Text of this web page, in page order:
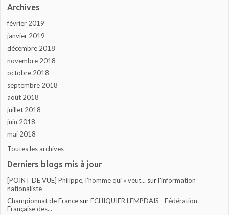
Archives
février 2019
janvier 2019
décembre 2018
novembre 2018
octobre 2018
septembre 2018
août 2018
juillet 2018
juin 2018
mai 2018
Toutes les archives
Derniers blogs mis à jour
[POINT DE VUE] Philippe, l’homme qui « veut... surl'information
nationaliste
Championnat de France surECHIQUIER LEMPDAIS - Fédération
Française des...